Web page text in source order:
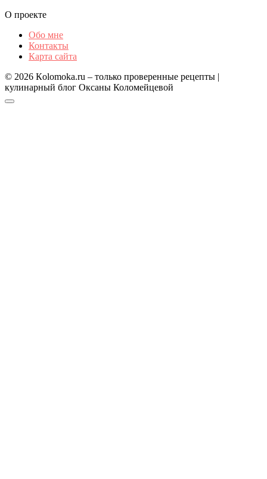
О проекте
Обо мне
Контакты
Карта сайта
© 2026 Кolomoka.ru – только проверенные рецепты |
кулинарный блог Оксаны Коломейцевой